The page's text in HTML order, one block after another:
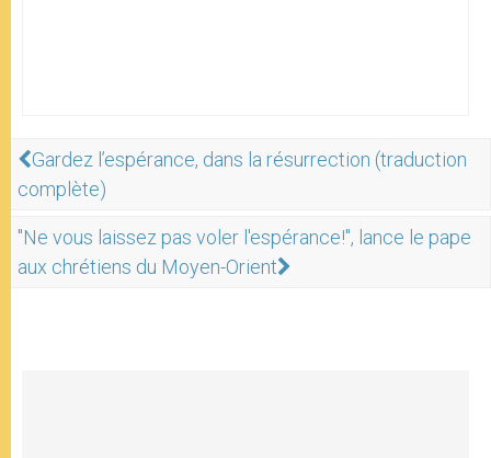
Gardez l’espérance, dans la résurrection (traduction
complète)
"Ne vous laissez pas voler l'espérance!", lance le pape
aux chrétiens du Moyen-Orient